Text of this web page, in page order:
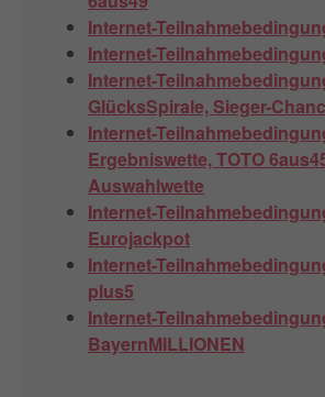
Internet-
Internet-
Internet-
GlücksSpirale, Sieger-
Internet-
Ergebniswette, TOTO
Auswahlwette
Internet-
Eurojackpot
Internet-
plus5
Internet-
BayernMILLIONEN